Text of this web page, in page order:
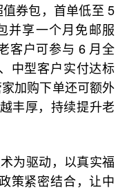
券包，首单低至 5
并享一个月免邮服
客户可参与 6 月全
中型客户实付达标
加购下单还可额外
丰厚，持续提升老
为驱动，以真实福
策紧密结合，让中